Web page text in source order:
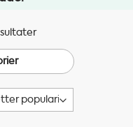
Sortert
etter
propularitet